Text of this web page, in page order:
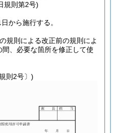
規則第2号)
から施行する。
規則による改正前の規則によ
、必要な箇所を修正して使
則2号〕)